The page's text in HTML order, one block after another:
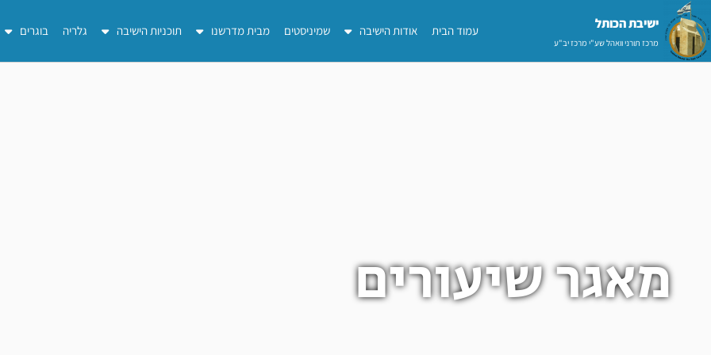
דילוג
לתוכן
ישיבת הכותל​
מרכז תורני וואהל שע"י מרכז יב"ע
עמוד הבית אודות הישיבה שמיניסטים מבית מדרשנו תוכניות הישיבה גלריה בוגרים
מאגר שיעורים